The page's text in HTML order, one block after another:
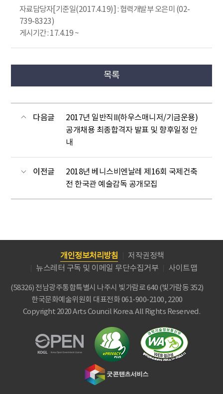
자료담당자[기준일(2017.4.19)] : 협력개발부 오은미 (02-
739-8323)
게시기간 : 17.4.19 ~
목록
다음글
2017년 일반직II(하우스매니저/기금운용)
공개채용 최종합격자 발표 및 향후일정 안
내
이전글
2018년 베니스비엔날레 제16회 국제건축
전 한국관 예술감독 공개모집
개인정보처리방침
저작권정책
뉴스레터 구독 및 이메일 무단수집거부
사이트맵
(58326) 전남광주통합특별시 나주시 빛가람로 640 (빛가람동 352)
한국문화예술위원회 대표전화 061-900-2100, 2200
Copyright 2020 Arts Council Korea. All Rights Reserved.